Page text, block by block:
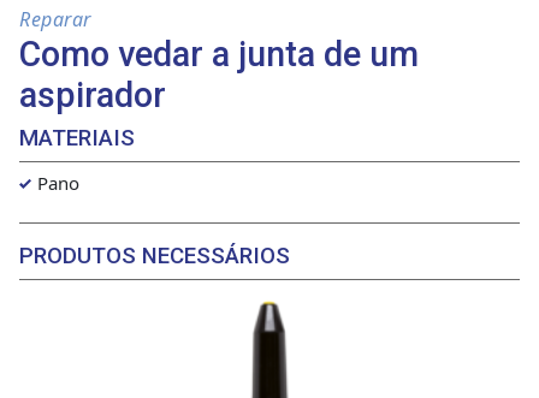
Reparar
Como vedar a junta de um
aspirador
MATERIAIS
Pano
PRODUTOS NECESSÁRIOS